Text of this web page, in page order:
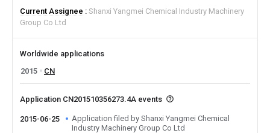
Current Assignee
Shanxi Yangmei Chemical Industry Machinery
Group Co Ltd
Worldwide applications
2015
CN
Application CN201510356273.4A events
2015-06-25
Application filed by Shanxi Yangmei Chemical
Industry Machinery Group Co Ltd